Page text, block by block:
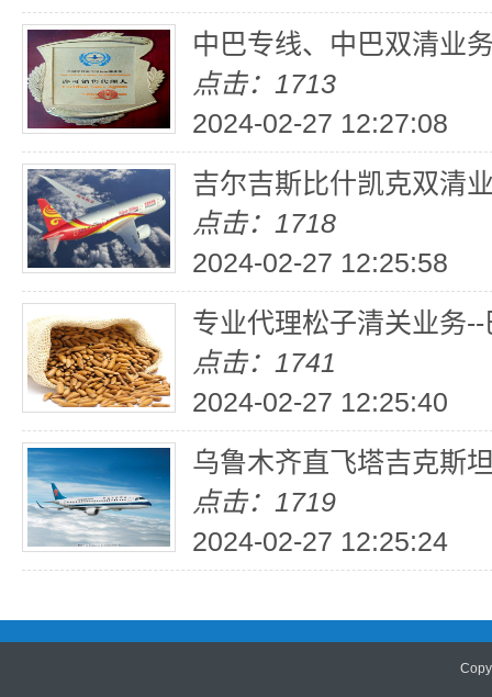
中巴专线、中巴双清业
点击：1713
2024-02-27 12:27:08
吉尔吉斯比什凯克双清
点击：1718
2024-02-27 12:25:58
专业代理松子清关业务
点击：1741
2024-02-27 12:25:40
乌鲁木齐直飞塔吉克斯
点击：1719
2024-02-27 12:25:24